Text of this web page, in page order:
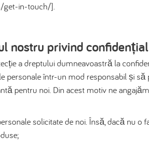
get-in-touch/].
nostru privind
a dreptului dumneavoastră la
personale într-un mod responsabil și
pentru noi. Din acest motiv ne
solicitate de noi. Însă, dacă nu o